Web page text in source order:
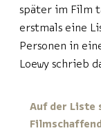
später im Film
erstmals eine
Personen in
Loewy schrieb
Auf der Liste